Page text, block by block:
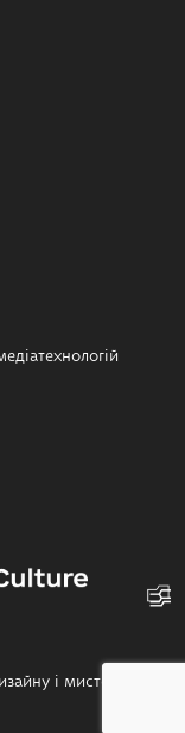
і мистецтв